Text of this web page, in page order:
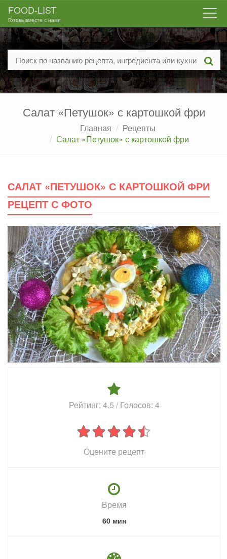
FOOD-LIST
Готовь вместе с нами
Салат «Петушок» с картошкой фри
Главная
Рецепты
Салат «Петушок» с картошкой фри
САЛАТ «ПЕТУШОК» С КАРТОШКОЙ ФРИ
РЕЦЕПТ С ФОТО
Рейтинг: 4.5 / Голосов: 4
Оцените рецепт
Время
60 мин